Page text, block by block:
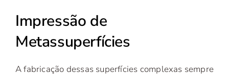
Impressão de
Metassuperfícies
A fabricação dessas superfícies complexas sempre